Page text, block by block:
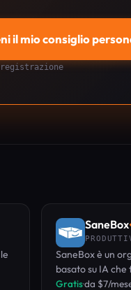
il mio consiglio
SaneBox
SaneBox è un
basato su IA
indesiderata,
Gratis·da $7/